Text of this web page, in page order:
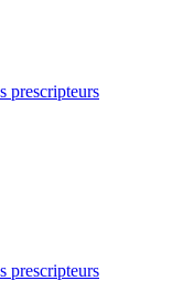
prescripteurs
prescripteurs